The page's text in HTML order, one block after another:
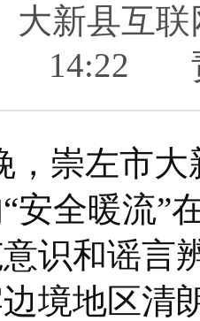
大新县互
14:22
，崇左市
安全暖流”
识和谣言
境地区清